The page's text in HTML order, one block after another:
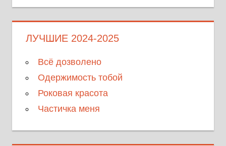
ЛУЧШИЕ 2024-2025
Всё дозволено
Одержимость тобой
Роковая красота
Частичка меня